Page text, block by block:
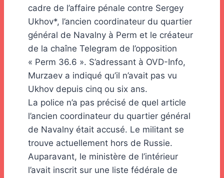
cadre de l’affaire pénale contre Sergey
Ukhov*, l’ancien coordinateur du quartier
général de Navalny à Perm et le créateur
de la chaîne Telegram de l’opposition
« Perm 36.6 ». S’adressant à OVD-Info,
Murzaev a indiqué qu’il n’avait pas vu
Ukhov depuis cinq ou six ans.
La police n’a pas précisé de quel article
l’ancien coordinateur du quartier général
de Navalny était accusé. Le militant se
trouve actuellement hors de Russie.
Auparavant, le ministère de l’intérieur
l’avait inscrit sur une liste fédérale de